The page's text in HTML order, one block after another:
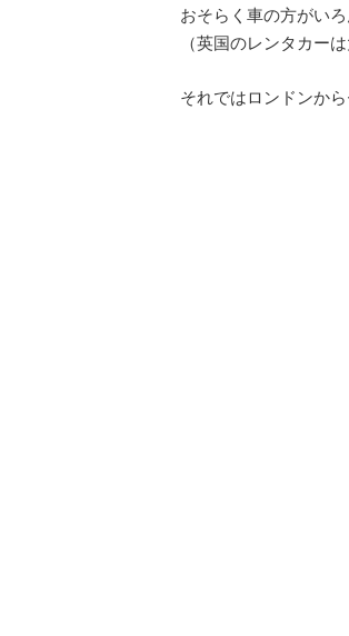
おそらく車の方がい
（英国のレンタカー
それではロンドンか